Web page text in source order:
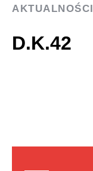
AKTUALNOŚCI
D.K.42